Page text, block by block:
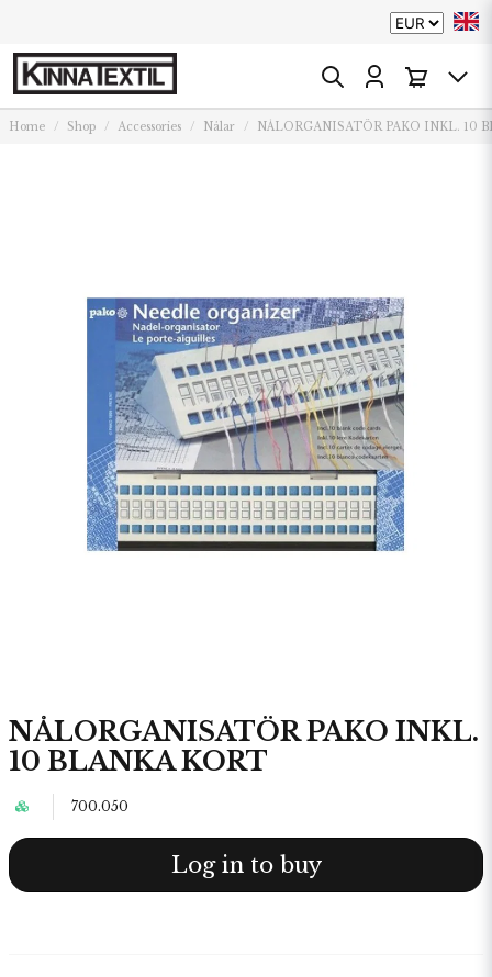
Home Shop Accessories Nålar NÅLORGANISATÖR PAKO INKL. 10
NÅLORGANISATÖR PAKO INKL.
10 BLANKA KORT
700.050
Log in to buy